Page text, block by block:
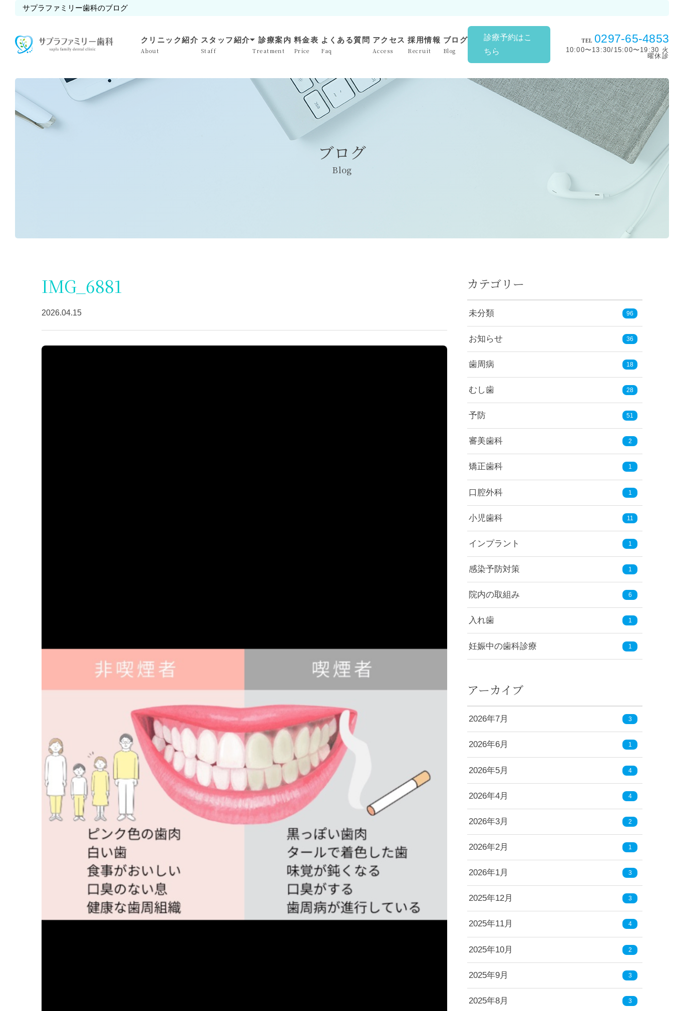
サプラファミリー歯科のブログ
クリニック紹介
About
スタッフ紹介
Staff
arrow_drop_down診療案内
Treatment
料金表
Price
よくある質問
Faq
アクセス
Access
採用情報
Recruit
ブログ
Blog
診療予約はこ
ちら
TEL 0297-65-4853
10:00〜13:30/15:00〜19:30 火
曜休診
ブログ
Blog
IMG_6881
2026.04.15
カテゴリー
未分類 96
お知らせ 36
歯周病 18
むし歯 28
予防 51
審美歯科 2
矯正歯科 1
口腔外科 1
小児歯科 11
インプラント 1
感染予防対策 1
院内の取組み 6
入れ歯 1
妊娠中の歯科診療 1
アーカイブ
2026年7月 3
2026年6月 1
2026年5月 4
2026年4月 4
2026年3月 2
2026年2月 1
2026年1月 3
2025年12月 3
2025年11月 4
2025年10月 2
2025年9月 3
2025年8月 3